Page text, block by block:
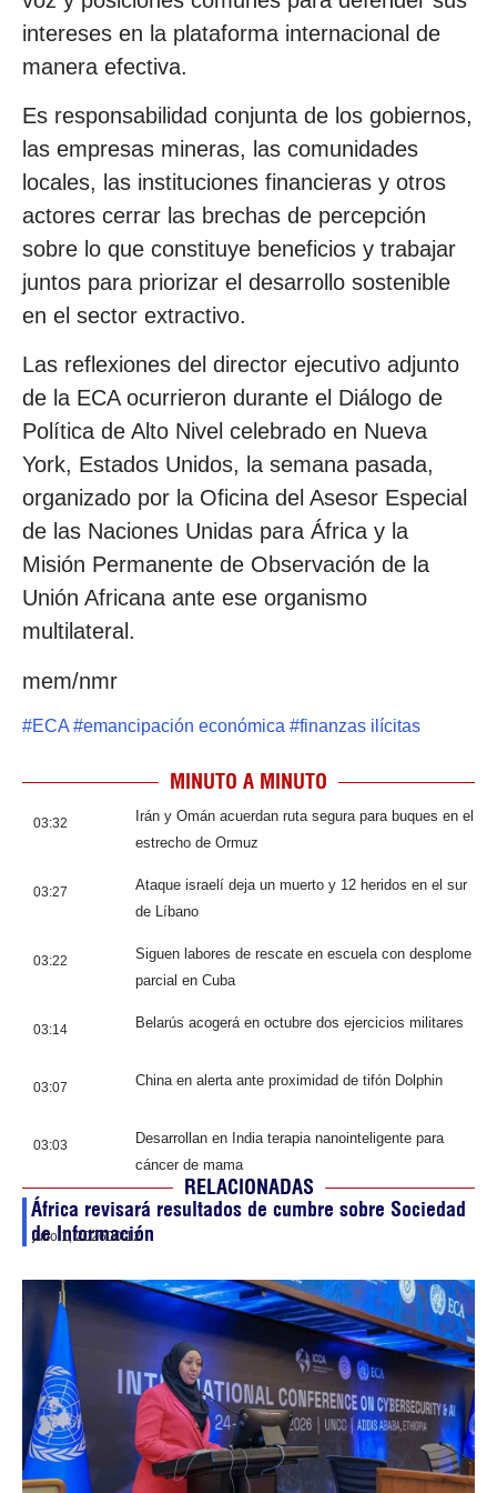
intereses en la plataforma internacional de
manera efectiva.
Es responsabilidad conjunta de los gobiernos,
las empresas mineras, las comunidades
locales, las instituciones financieras y otros
actores cerrar las brechas de percepción
sobre lo que constituye beneficios y trabajar
juntos para priorizar el desarrollo sostenible
en el sector extractivo.
Las reflexiones del director ejecutivo adjunto
de la ECA ocurrieron durante el Diálogo de
Política de Alto Nivel celebrado en Nueva
York, Estados Unidos, la semana pasada,
organizado por la Oficina del Asesor Especial
de las Naciones Unidas para África y la
Misión Permanente de Observación de la
Unión Africana ante ese organismo
multilateral.
mem/nmr
#ECA #emancipación económica #finanzas ilícitas
MINUTO A MINUTO
03:32
Irán y Omán acuerdan ruta segura para buques en el
estrecho de Ormuz
03:27
Ataque israelí deja un muerto y 12 heridos en el sur
de Líbano
03:22
Siguen labores de rescate en escuela con desplome
parcial en Cuba
03:14 Belarús acogerá en octubre dos ejercicios militares
03:07 China en alerta ante proximidad de tifón Dolphin
03:03
Desarrollan en India terapia nanointeligente para
cáncer de mama
RELACIONADAS
África revisará resultados de cumbre sobre Sociedad
de Información
julio 1, 202600:12